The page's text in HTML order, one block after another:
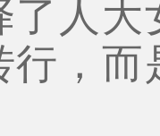
了人
行，